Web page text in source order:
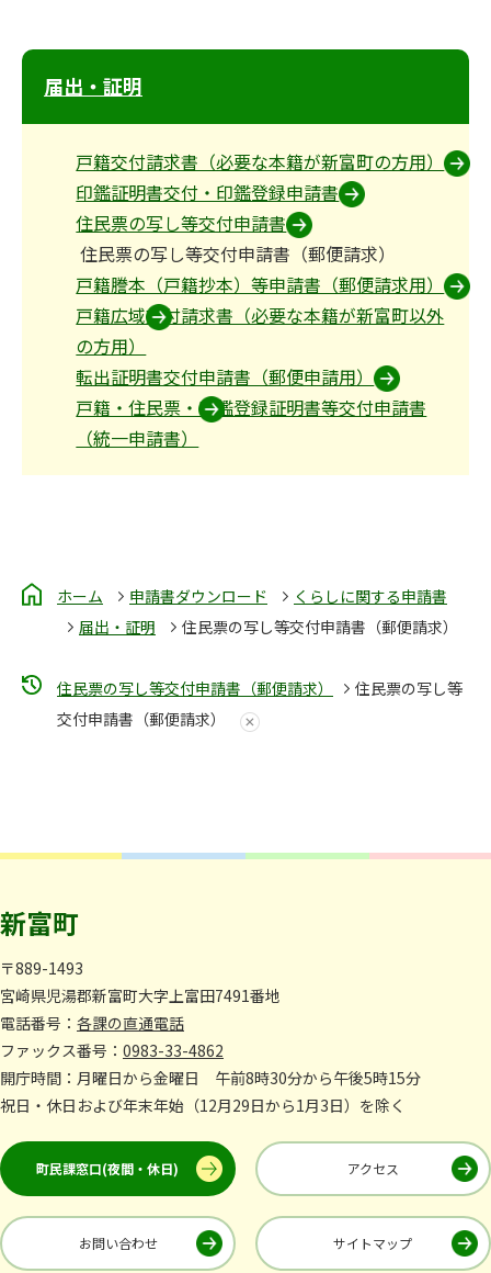
届出・証明
戸籍交付請求書（必要な本籍が新富町の方用）
印鑑証明書交付・印鑑登録申請書
住民票の写し等交付申請書
住民票の写し等交付申請書（郵便請求）
戸籍謄本（戸籍抄本）等申請書（郵便請求用）
戸籍広域交付請求書（必要な本籍が新富町以外
の方用）
転出証明書交付申請書（郵便申請用）
戸籍・住民票・印鑑登録証明書等交付申請書
（統一申請書）
ホーム 申請書ダウンロード
くらしに関する申請書
届出・証明
住民票の写し等交付申請書（郵便請求）
住民票の写し等交付申請書（郵便請求）
住民票の写し等
交付申請書（郵便請求）
新富町
〒889-1493
宮崎県児湯郡新富町大字上富田7491番地
電話番号： 各課の直通電話
ファックス番号： 0983-33-4862
開庁時間：月曜日から金曜日 午前8時30分から午後5時15分
祝日・休日および年末年始（12月29日から1月3日）を除く
町民課窓口(夜間・休日) アクセス
お問い合わせ サイトマップ